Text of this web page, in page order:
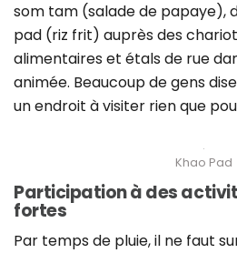
som tam (salade de papaye),
pad (riz frit) auprès des
alimentaires et étals de rue
animée. Beaucoup de gens
un endroit à visiter rien que
Khao Pad
Participation à des
fortes
Par temps de pluie, il ne faut